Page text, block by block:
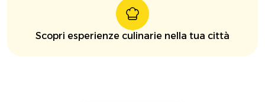
Scopri esperienze culinarie nella tua città